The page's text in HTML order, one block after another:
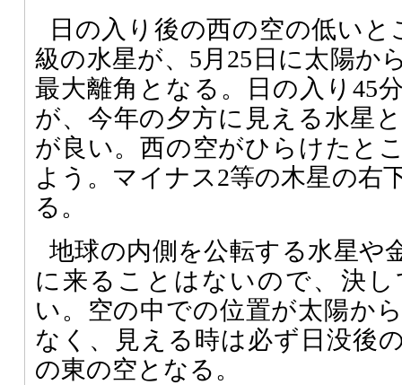
日の入り後の西の空の低い
級の水星が、5月25日に太陽か
最大離角となる。日の入り45
が、今年の夕方に見える水星
が良い。西の空がひらけたと
よう。マイナス2等の木星の右
る。
地球の内側を公転する水星や
に来ることはないので、決
い。空の中での位置が太陽か
なく、見える時は必ず日没後
の東の空となる。